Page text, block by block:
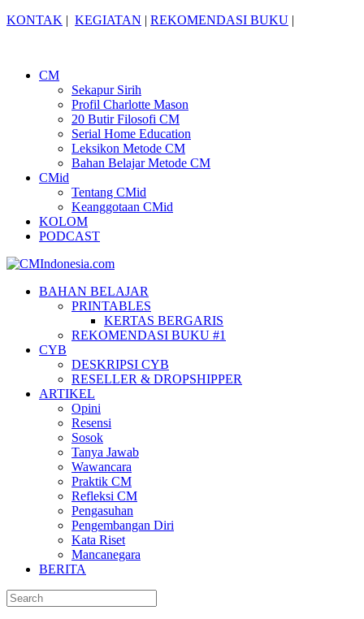
KONTAK | KEGIATAN | REKOMENDASI BUKU |
CM
Sekapur Sirih
Profil Charlotte Mason
20 Butir Filosofi CM
Serial Home Education
Leksikon Metode CM
Bahan Belajar Metode CM
CMid
Tentang CMid
Keanggotaan CMid
KOLOM
PODCAST
BAHAN BELAJAR
PRINTABLES
KERTAS BERGARIS
REKOMENDASI BUKU #1
CYB
DESKRIPSI CYB
RESELLER & DROPSHIPPER
ARTIKEL
Opini
Resensi
Sosok
Tanya Jawab
Wawancara
Praktik CM
Refleksi CM
Pengasuhan
Pengembangan Diri
Kata Riset
Mancanegara
BERITA